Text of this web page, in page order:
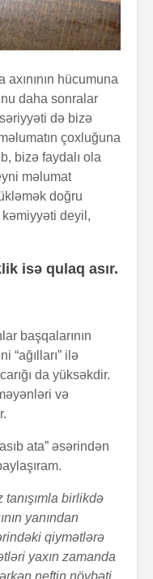
hücumuna
daha sonralar
də bizə
çoxluğuna
bizə faydalı ola
məlumat
doğru
deyil,
isə qulaq asır.
başqalarının
“ağılları” ilə
da yüksəkdir.
və
ata” əsərindən
tanışımla birlikdə
yanından
qiymətlərə
yaxın zamanda
neftin növbəti